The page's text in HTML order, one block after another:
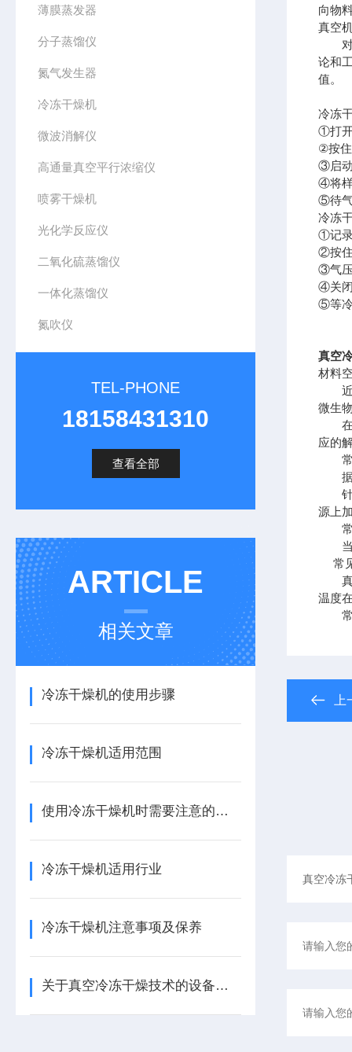
薄膜蒸发器
分子蒸馏仪
氮气发生器
冷冻干燥机
微波消解仪
高通量真空平行浓缩仪
喷雾干燥机
光化学反应仪
二氧化硫蒸馏仪
一体化蒸馏仪
氮吹仪
TEL-PHONE
18158431310
查看全部
ARTICLE
相关文章
冷冻干燥机的使用步骤
冷冻干燥机适用范围
使用冷冻干燥机时需要注意的事项
冷冻干燥机适用行业
冷冻干燥机注意事项及保养
关于真空冷冻干燥技术的设备介绍
向物
真空
对冻
论和
值。
冷冻
①打开
②按
③启动
④将样
⑤待气
冷冻
①记录
②按住
③气压
④关闭
⑤等冷
真空
材料
近十
微生
在真
应的
常
据了
针对
源上
常
当环
常
真空
温度
常